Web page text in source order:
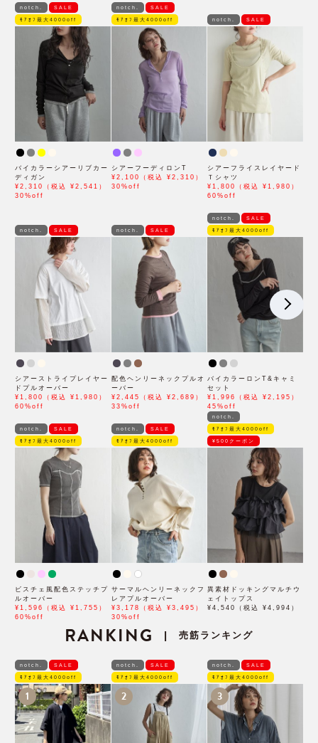
notch. SALE
ﾓｱｵﾌ最大4000off
バイカラーシアーリブカー
ディガン
¥2,310（税込 ¥2,541）
30%off
notch. SALE
ﾓｱｵﾌ最大4000off
シアーフーディロンT
¥2,100（税込 ¥2,310）
30%off
notch. SALE
シアーフライスレイヤード
Ｔシャツ
¥1,800（税込 ¥1,980）
60%off
notch. SALE
シアーストライプレイヤー
ドプルオーバー
¥1,800（税込 ¥1,980）
60%off
notch. SALE
配色ヘンリーネックプルオ
ーバー
¥2,445（税込 ¥2,689）
33%off
notch. SALE
ﾓｱｵﾌ最大4000off
バイカラーロンT&キャミ
セット
¥1,996（税込 ¥2,195）
45%off
notch. SALE
ﾓｱｵﾌ最大4000off
ビスチェ風配色ステッチプ
ルオーバー
¥1,596（税込 ¥1,755）
60%off
notch. SALE
ﾓｱｵﾌ最大4000off
サーマルヘンリーネックフ
レアプルオーバー
¥3,178（税込 ¥3,495）
30%off
notch.
ﾓｱｵﾌ最大4000off
¥500クーポン
異素材ドッキングマルチウ
ェイトップス
¥4,540（税込 ¥4,994）
RANKING | 売筋ランキング
notch. SALE
ﾓｱｵﾌ最大4000off
1
notch. SALE
ﾓｱｵﾌ最大4000off
2
notch. SALE
ﾓｱｵﾌ最大4000off
3